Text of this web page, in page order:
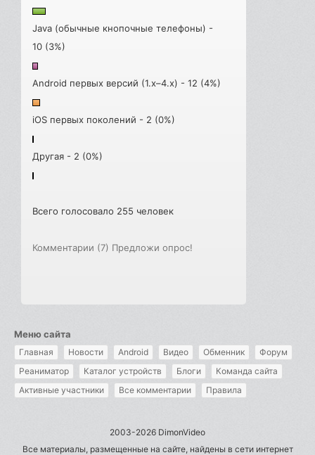
Java (обычные кнопочные телефоны) -
10 (3%)
Android первых версий (1.x–4.x) - 12 (4%)
iOS первых поколений - 2 (0%)
Другая - 2 (0%)
Всего голосовало 255 человек
Комментарии (7) Предложи опрос!
Меню сайта
Главная Новости Android Видео Обменник
Форум
Реаниматор
Каталог устройств Блоги
Команда сайта
Активные участники
Все комментарии Правила
2003-2026 DimonVideo
Все материалы, размещенные на сайте, найдены в сети интернет